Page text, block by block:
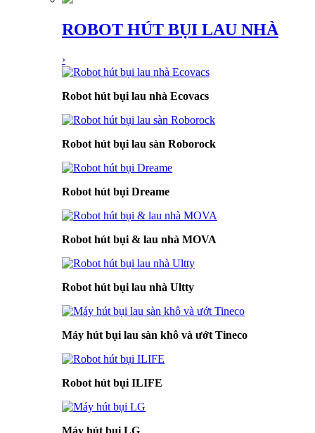
ROBOT HÚT BỤI LAU NHÀ
›
Robot hút bụi lau nhà Ecovacs
Robot hút bụi lau sàn Roborock
Robot hút bụi Dreame
Robot hút bụi & lau nhà MOVA
Robot hút bụi lau nhà Ultty
Máy hút bụi lau sàn khô và ướt Tineco
Robot hút bụi ILIFE
Máy hút bụi LG